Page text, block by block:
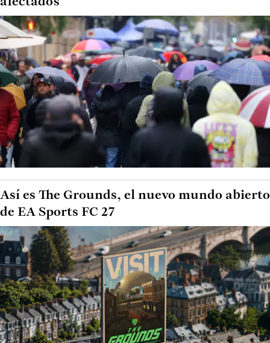
Así es The Grounds, el nuevo mundo abierto
de EA Sports FC 27